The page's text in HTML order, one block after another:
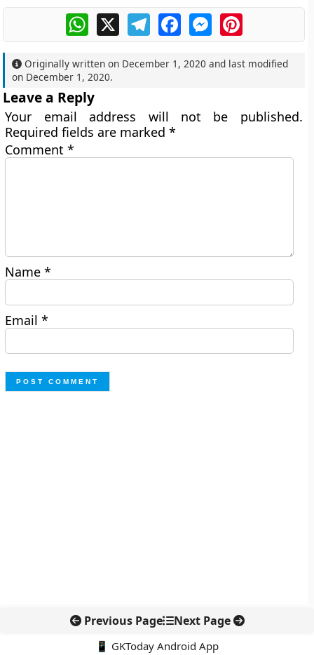
WhatsApp
X TelegramFacebookMessengerPinterest
Originally written on December 1, 2020 and last modified
on December 1, 2020.
Leave a Reply
Your email address will not be published.
Required fields are marked*
Comment*
Name*
Email*
Previous Page Next Page
📱 GKToday Android App